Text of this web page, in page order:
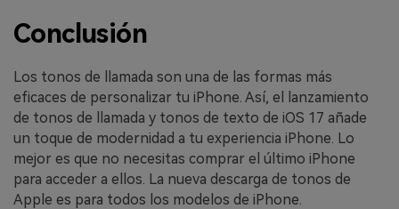
Conclusión
Los tonos de llamada son una de las formas más
eficaces de personalizar tu iPhone. Así, el lanzamiento
de tonos de llamada y tonos de texto de iOS 17 añade
un toque de modernidad a tu experiencia iPhone. Lo
mejor es que no necesitas comprar el último iPhone
para acceder a ellos. La nueva descarga de tonos de
Apple es para todos los modelos de iPhone.